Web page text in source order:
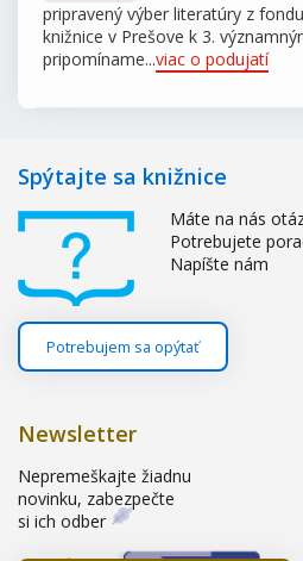
pripravený výber literatúry z
knižnice v Prešove k 3.
pripomíname...viac o podujatí
Spýtajte sa knižnice
Máte na nás
Potrebujete
Napíšte nám
Potrebujem sa opýtať
Newsletter
Nepremeškajte žiadnu
novinku, zabezpečte
si ich odber